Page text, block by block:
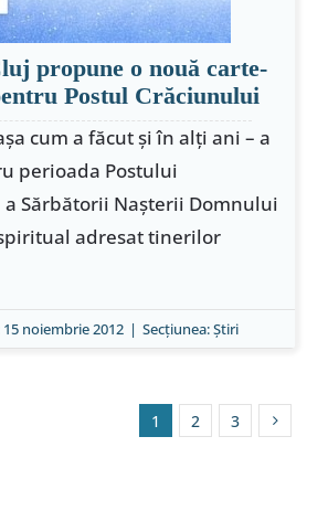
propune o nouă carte-
Postul Crăciunului
cum a făcut şi în alţi ani – a
perioada Postului
Sărbătorii Naşterii Domnului
adresat tinerilor
noiembrie 2012 | Secțiunea:Ştiri
1 2 3